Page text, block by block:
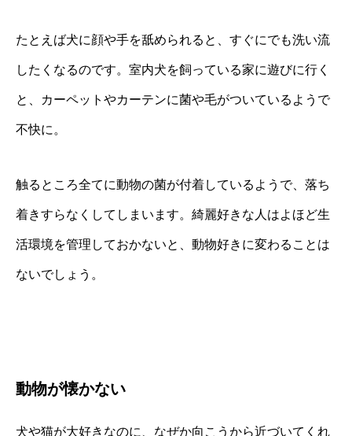
たとえば犬に顔や手を舐められると、すぐにでも洗い流
したくなるのです。室内犬を飼っている家に遊びに行く
と、カーペットやカーテンに菌や毛がついているようで
不快に。
触るところ全てに動物の菌が付着しているようで、落ち
着きすらなくしてしまいます。綺麗好きな人はよほど生
活環境を管理しておかないと、動物好きに変わることは
ないでしょう。
動物が懐かない
犬や猫が大好きなのに、なぜか向こうから近づいてくれ